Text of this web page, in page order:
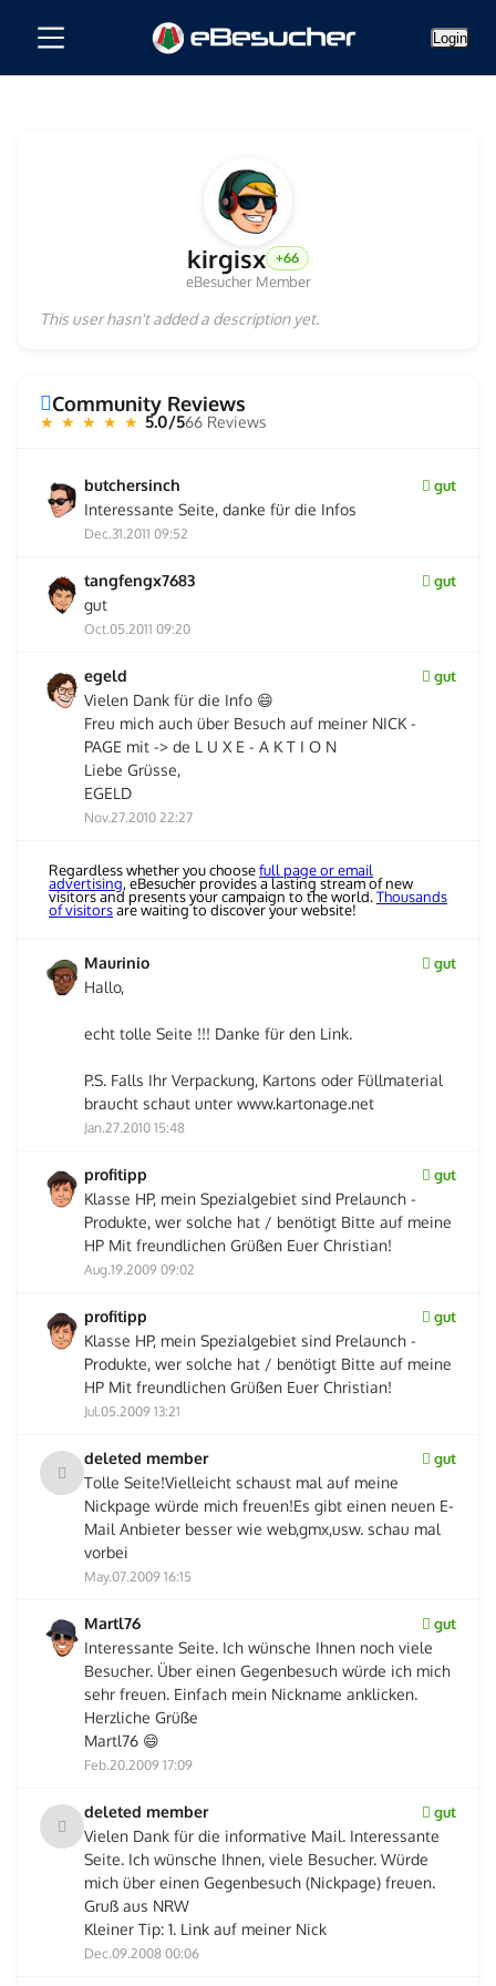
Login
kirgisx +66
eBesucher Member
This user hasn't added a description yet.
Community Reviews
★ ★ ★ ★ ★ 5.0/566 Reviews
butchersinch gut
Interessante Seite, danke für die Infos
Dec.31.2011 09:52
tangfengx7683 gut
gut
Oct.05.2011 09:20
egeld gut
Vielen Dank für die Info 😄
Freu mich auch über Besuch auf meiner NICK -
PAGE mit -> de L U X E - A K T I O N
Liebe Grüsse,
EGELD
Nov.27.2010 22:27
Regardless whether you choosefull page or email
advertising, eBesucher provides a lasting stream of new
visitors and presents your campaign to the world.Thousands
of visitorsare waiting to discover your website!
Maurinio gut
Hallo,
echt tolle Seite !!! Danke für den Link.
P.S. Falls Ihr Verpackung, Kartons oder Füllmaterial
braucht schaut unter www.kartonage.net
Jan.27.2010 15:48
profitipp gut
Klasse HP, mein Spezialgebiet sind Prelaunch -
Produkte, wer solche hat / benötigt Bitte auf meine
HP Mit freundlichen Grüßen Euer Christian!
Aug.19.2009 09:02
profitipp gut
Klasse HP, mein Spezialgebiet sind Prelaunch -
Produkte, wer solche hat / benötigt Bitte auf meine
HP Mit freundlichen Grüßen Euer Christian!
Jul.05.2009 13:21
deleted member gut
Tolle Seite!Vielleicht schaust mal auf meine
Nickpage würde mich freuen!Es gibt einen neuen E-
Mail Anbieter besser wie web,gmx,usw. schau mal
vorbei
May.07.2009 16:15
Martl76 gut
Interessante Seite. Ich wünsche Ihnen noch viele
Besucher. Über einen Gegenbesuch würde ich mich
sehr freuen. Einfach mein Nickname anklicken.
Herzliche Grüße
Martl76 😄
Feb.20.2009 17:09
deleted member gut
Vielen Dank für die informative Mail. Interessante
Seite. Ich wünsche Ihnen, viele Besucher. Würde
mich über einen Gegenbesuch (Nickpage) freuen.
Gruß aus NRW
Kleiner Tip: 1. Link auf meiner Nick
Dec.09.2008 00:06